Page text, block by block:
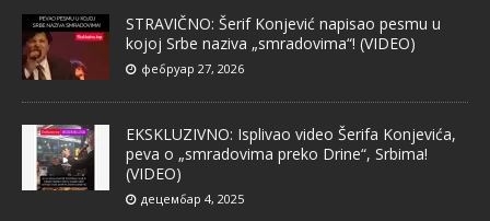
STRAVIČNO: Šerif Konjević napisao pesmu u
kojoj Srbe naziva „smradovima“! (VIDEO)
фебруар 27, 2026
EKSKLUZIVNO: Isplivao video Šerifa Konjevića,
peva o „smradovima preko Drine“, Srbima!
(VIDEO)
децембар 4, 2025